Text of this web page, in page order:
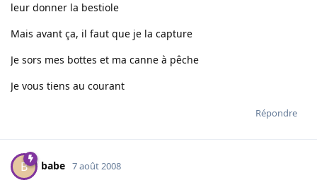
leur donner la bestiole
Mais avant ça, il faut que je la capture
Je sors mes bottes et ma canne à pêche
Je vous tiens au courant
Répondre
B babe 7 août 2008